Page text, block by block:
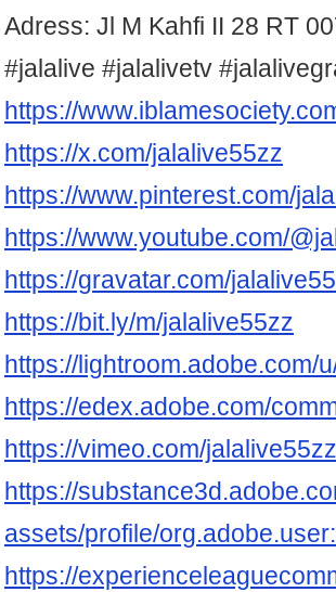
Adress: Jl M Kahfi II 28 RT
#jalalive #jalalivetv
https://
https://x.com/jalalive55zz
https://www.pinterest.com/
https://www.youtube.com/
https://gravatar.com/
https://bit.ly/m/jalalive55zz
https://lightroom.adobe.com/
https://edex.adobe.com/
https://vimeo.com/jalalive55zz
https://
assets/profile/
https://